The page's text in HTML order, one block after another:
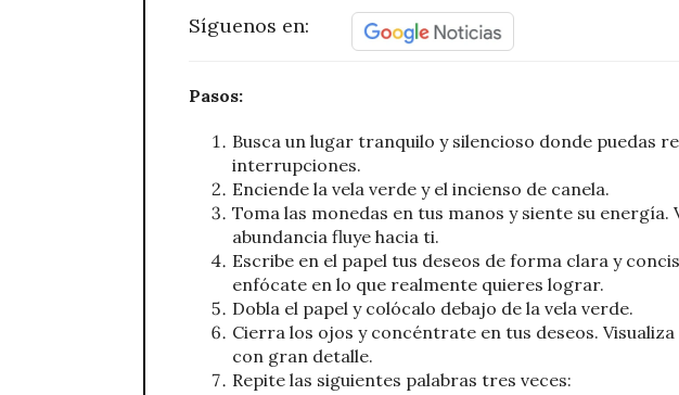
Síguenos en:
Pasos:
Busca un lugar tranquilo y silencioso donde puedas
interrupciones.
Enciende la vela verde y el incienso de canela.
Toma las monedas en tus manos y siente su energía.
abundancia fluye hacia ti.
Escribe en el papel tus deseos de forma clara y
enfócate en lo que realmente quieres lograr.
Dobla el papel y colócalo debajo de la vela verde.
Cierra los ojos y concéntrate en tus deseos.
con gran detalle.
Repite las siguientes palabras tres veces: